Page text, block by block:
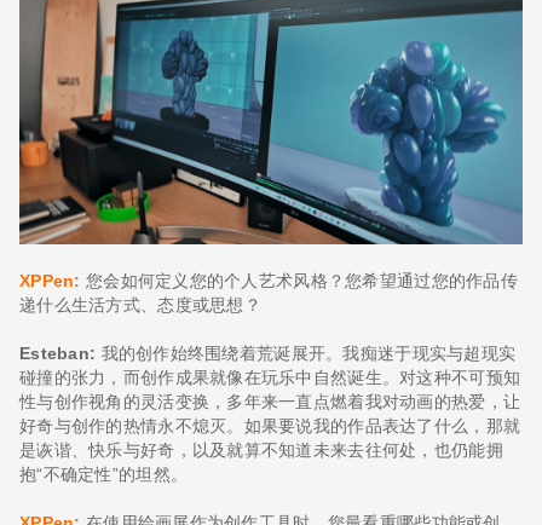
XPPen: 您会如何定义您的个人艺术风格？您希望通过您的作品传
递什么生活方式、态度或思想？
Esteban: 我的创作始终围绕着荒诞展开。我痴迷于现实与超现实
碰撞的张力，而创作成果就像在玩乐中自然诞生。对这种不可预知
性与创作视角的灵活变换，多年来一直点燃着我对动画的热爱，让
好奇与创作的热情永不熄灭。如果要说我的作品表达了什么，那就
是诙谐、快乐与好奇，以及就算不知道未来去往何处，也仍能拥
抱“不确定性”的坦然。